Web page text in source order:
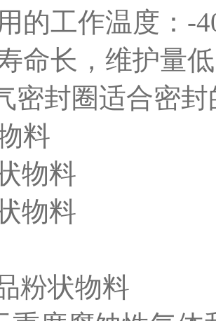
的工作温度：-
命长，维护量低
密封圈适合密封
料
物料
物料
粉状物料